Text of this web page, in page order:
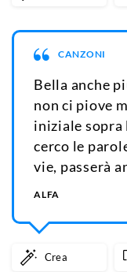
CANZONI
Bella anche
non ci piove
iniziale sopra
cerco le
vie, passerà
ALFA
Crea